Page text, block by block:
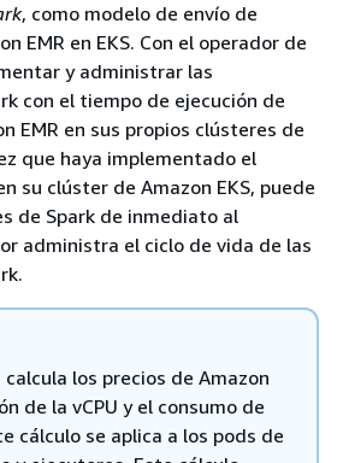
, como modelo de envío de
EMR en EKS. Con el operador de
y administrar las
con el tiempo de ejecución de
EMR en sus propios clústeres de
que haya implementado el
su clúster de Amazon EKS, puede
de Spark de inmediato al
administra el ciclo de vida de las
calcula los precios de Amazon
de la vCPU y el consumo de
cálculo se aplica a los pods de